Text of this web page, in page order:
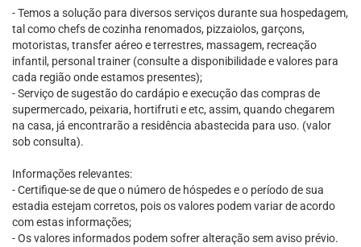
- Temos a solução para diversos serviços durante sua hospedagem,
tal como chefs de cozinha renomados, pizzaiolos, garçons,
motoristas, transfer aéreo e terrestres, massagem, recreação
infantil, personal trainer (consulte a disponibilidade e valores para
cada região onde estamos presentes);
- Serviço de sugestão do cardápio e execução das compras de
supermercado, peixaria, hortifruti e etc, assim, quando chegarem
na casa, já encontrarão a residência abastecida para uso. (valor
sob consulta).
Informações relevantes:
- Certifique-se de que o número de hóspedes e o período de sua
estadia estejam corretos, pois os valores podem variar de acordo
com estas informações;
- Os valores informados podem sofrer alteração sem aviso prévio.